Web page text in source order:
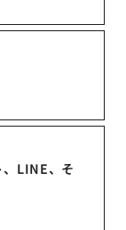
LINE、そ